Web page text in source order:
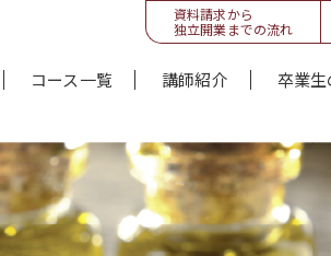
資料請求から
独立開業までの流れ
コース一覧 講師紹介 卒業